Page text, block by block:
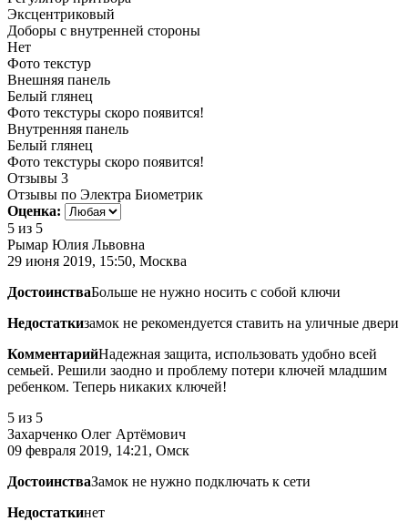
Эксцентриковый
Доборы с внутренней стороны
Нет
Фото текстур
Внешняя панель
Белый глянец
Фото текстуры скоро появится!
Внутренняя панель
Белый глянец
Фото текстуры скоро появится!
Отзывы 3
Отзывы по Электра Биометрик
Оценка:
5 из 5
Рымар Юлия Львовна
29 июня 2019, 15:50, Москва
ДостоинстваБольше не нужно носить с собой ключи
Недостаткизамок не рекомендуется ставить на уличные двери
КомментарийНадежная защита, использовать удобно всей
семьей. Решили заодно и проблему потери ключей младшим
ребенком. Теперь никаких ключей!
5 из 5
Захарченко Олег Артёмович
09 февраля 2019, 14:21, Омск
ДостоинстваЗамок не нужно подключать к сети
Недостаткинет